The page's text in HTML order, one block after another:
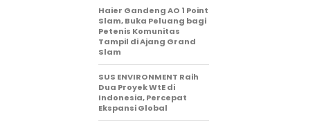
Haier Gandeng AO 1 Point
Slam, Buka Peluang bagi
Petenis Komunitas
Tampil di Ajang Grand
Slam
SUS ENVIRONMENT Raih
Dua Proyek WtE di
Indonesia, Percepat
Ekspansi Global